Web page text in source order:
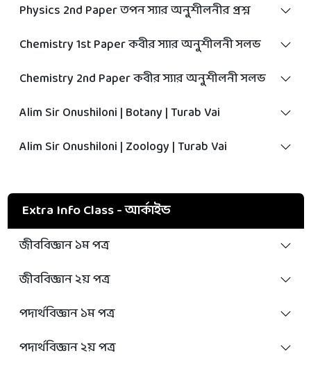
Physics 2nd Paper তপন স্যার অনুশীলনীর প্রশ্ন
Chemistry 1st Paper কবীর স্যার অনুশীলনী সলভ
Chemistry 2nd Paper কবীর স্যার অনুশীলনী সলভ
Alim Sir Onushiloni | Botany | Turab Vai
Alim Sir Onushiloni | Zoology | Turab Vai
Extra Info Class - আর্কাইভ
জীববিজ্ঞান ১ম পত্র
জীববিজ্ঞান ২য় পত্র
পদার্থবিজ্ঞান ১ম পত্র
পদার্থবিজ্ঞান ২য় পত্র